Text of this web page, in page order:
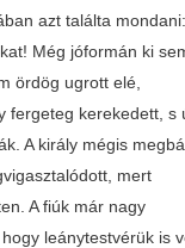
azt találta
Még jóformán ki
ördög ugrott elé,
fergeteg kerekedett, s
A király mégis
mert
A fiúk már nagy
leánytestvérük is